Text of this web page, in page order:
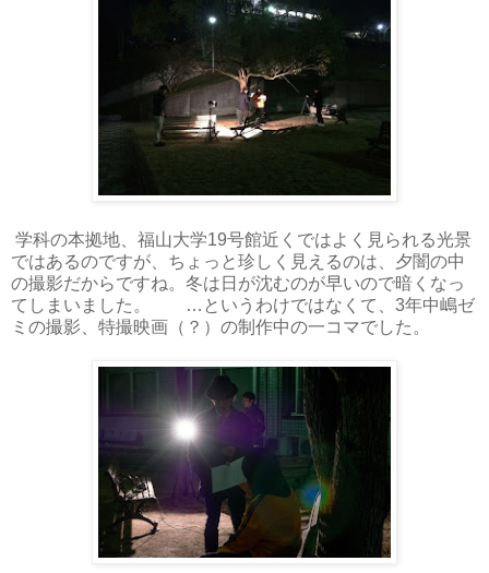
学科の本拠地、福山大学19号館近くではよく見られる光景
ではあるのですが、ちょっと珍しく見えるのは、夕闇の中
の撮影だからですね。冬は日が沈むのが早いので暗くなっ
てしまいました。 …というわけではなくて、3年中嶋ゼ
ミの撮影、特撮映画（？）の制作中の一コマでした。